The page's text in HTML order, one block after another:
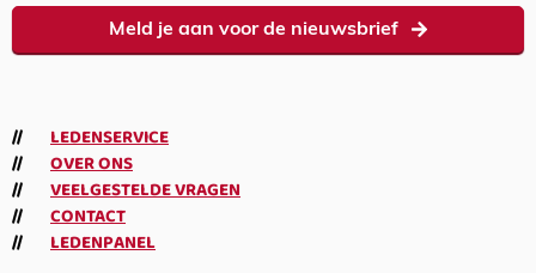
Meld je aan voor de nieuwsbrief
LEDENSERVICE
OVER ONS
VEELGESTELDE VRAGEN
CONTACT
LEDENPANEL